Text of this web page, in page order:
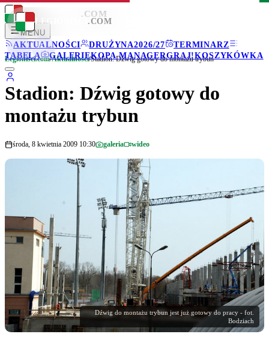
LEGIONISCI .COM
MENU
AKTUALNOŚCI
DRUŻYNA2026/27
TERMINARZ
TABELA
GALERIEKOPA MANAGERGRAJ!KOSZYKÓWKA
LEGIONISCI .COM
Legionisci.com/Aktualności/Stadion: Dźwig gotowy do montażu trybun
Stadion: Dźwig gotowy do
montażu trybun
środa, 8 kwietnia 2009 10:30 galeria wideo
Dźwig do montażu trybun jest już gotowy do pracy - fot.
Bodziach